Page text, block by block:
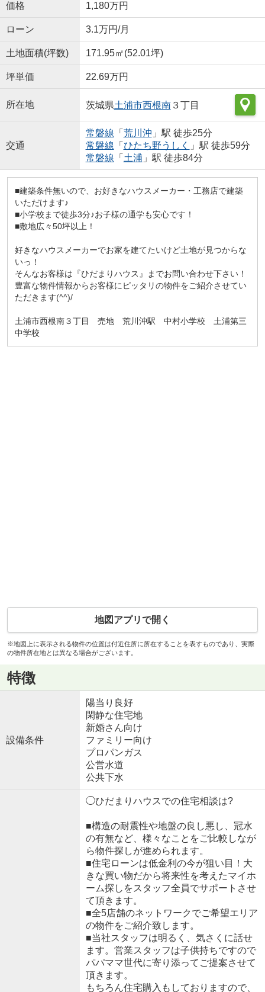
価格 1,180万円
ローン 3.1万円/月
土地面積(坪数) 171.95㎡(52.01坪)
坪単価 22.69万円
所在地 茨城県土浦市西根南３丁目
交通
常磐線 「 荒川沖 」駅 徒歩25分
常磐線 「 ひたち野うしく
」駅 徒歩59分
常磐線 「 土浦 」駅 徒歩84分
■建築条件無いので、お好きなハウスメーカー・工務店で建築
いただけます♪
■小学校まで徒歩3分♪お子様の通学も安心です！
■敷地広々50坪以上！
好きなハウスメーカーでお家を建てたいけど土地が見つからな
いっ！
そんなお客様は『ひだまりハウス』までお問い合わせ下さい！
豊富な物件情報からお客様にピッタリの物件をご紹介させてい
ただきます(^^)/
土浦市西根南３丁目 売地 荒川沖駅 中村小学校 土浦第三
中学校
地図アプリで開く
※地図上に表示される物件の位置は付近住所に所在することを表すものであり、実際
の物件所在地とは異なる場合がございます。
特徴
設備条件
陽当り良好
閑静な住宅地
新婚さん向け
ファミリー向け
プロパンガス
公営水道
公共下水
◯ひだまりハウスでの住宅相談は?
■構造の耐震性や地盤の良し悪し、冠水
の有無など、様々なことをご比較しなが
ら物件探しが進められます。
■住宅ローンは低金利の今が狙い目！大
きな買い物だから将来性を考えたマイホ
ーム探しをスタッフ全員でサポートさせ
て頂きます。
■全5店舗のネットワークでご希望エリア
の物件をご紹介致します。
■当社スタッフは明るく、気さくに話せ
ます。営業スタッフは子供持ちですので
パパママ世代に寄り添ってご提案させて
頂きます。
もちろん住宅購入もしておりますので、